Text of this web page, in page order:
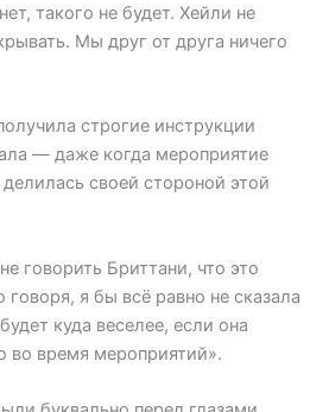
такого не будет. Хейли не
Мы друг от друга ничего
строгие инструкции
— даже когда мероприятие
своей стороной этой
говорить Бриттани, что это
говоря, я бы всё равно не сказала
куда веселее, если она
во время мероприятий».